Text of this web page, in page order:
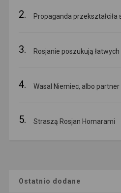
2. Propaganda przekształciła
3. Rosjanie poszukują
4. Wasal Niemiec, albo
5. Straszą Rosjan Homarami
Ostatnio dodane